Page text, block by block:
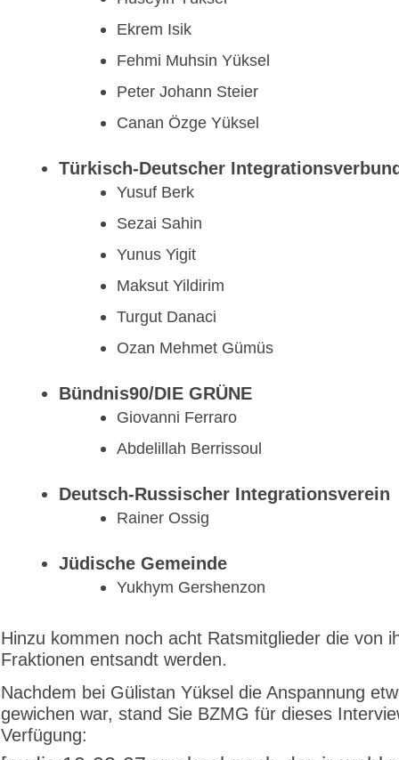
Ekrem Isik
Fehmi Muhsin Yüksel
Peter Johann Steier
Canan Özge Yüksel
Türkisch-Deutscher
Yusuf Berk
Sezai Sahin
Yunus Yigit
Maksut Yildirim
Turgut Danaci
Ozan Mehmet Gümüs
Bündnis90/DIE GRÜNE
Giovanni Ferraro
Abdelillah Berrissoul
Deutsch-Russischer Integrationsverein
Rainer Ossig
Jüdische Gemeinde
Yukhym Gershenzon
Hinzu kommen noch acht Ratsmitglieder die von
Fraktionen entsandt werden.
Nachdem bei Gülistan Yüksel die Anspannung
gewichen war, stand Sie BZMG für dieses
Verfügung: